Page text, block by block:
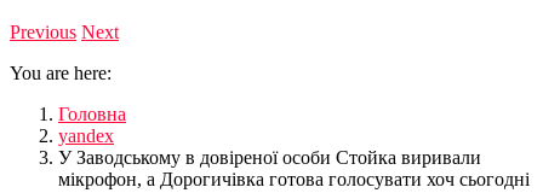
Previous Next
You are here:
Головна
yandex
У Заводському в довіреної особи Стойка виривали
мікрофон, а Дорогичівка готова голосувати хоч сьогодні